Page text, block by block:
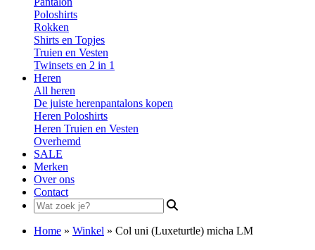
Poloshirts
Rokken
Shirts en Topjes
Truien en Vesten
Twinsets en 2 in 1
Heren
All heren
De juiste herenpantalons kopen
Heren Poloshirts
Heren Truien en Vesten
Overhemd
SALE
Merken
Over ons
Contact
Search
for:
Home » Winkel » Col uni (Luxeturtle) micha LM